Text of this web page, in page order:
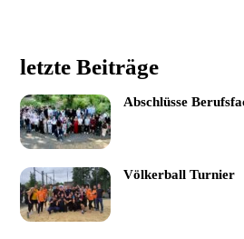
letzte Beiträge
Abschlüsse
Völkerball Turnier